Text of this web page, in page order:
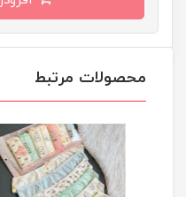
محصولات مرتبط